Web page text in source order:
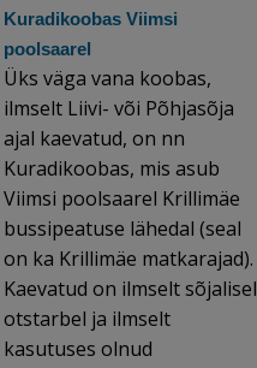
Kuradikoobas Viimsi
poolsaarel
Üks väga vana koobas,
ilmselt Liivi- või Põhjasõja
ajal kaevatud, on nn
Kuradikoobas, mis asub
Viimsi poolsaarel Krillimäe
bussipeatuse lähedal (seal
on ka Krillimäe matkarajad).
Kaevatud on ilmselt sõjalisel
otstarbel ja ilmselt
kasutuses olnud